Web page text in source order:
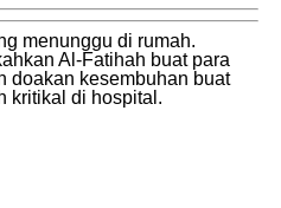
menunggu di rumah.
Al-Fatihah buat para
doakan kesembuhan buat
kritikal di hospital.